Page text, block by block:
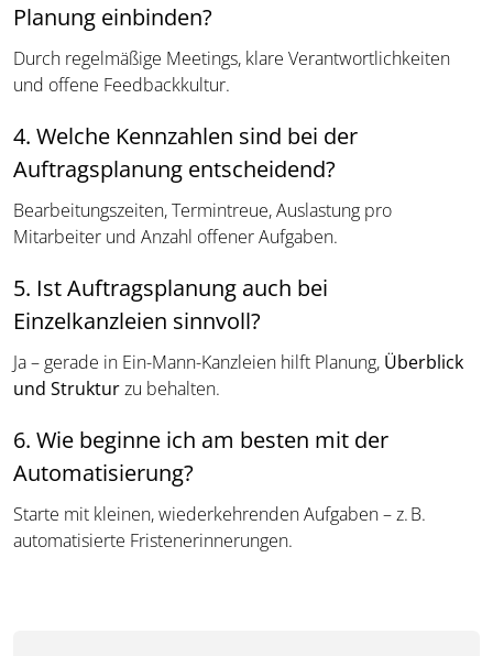
Planung einbinden?
Durch regelmäßige Meetings, klare Verantwortlichkeiten
und offene Feedbackkultur.
4. Welche Kennzahlen sind bei der
Auftragsplanung entscheidend?
Bearbeitungszeiten, Termintreue, Auslastung pro
Mitarbeiter und Anzahl offener Aufgaben.
5. Ist Auftragsplanung auch bei
Einzelkanzleien sinnvoll?
Ja – gerade in Ein-Mann-Kanzleien hilft Planung, Überblick
und Strukturzu behalten.
6. Wie beginne ich am besten mit der
Automatisierung?
Starte mit kleinen, wiederkehrenden Aufgaben – z. B.
automatisierte Fristenerinnerungen.